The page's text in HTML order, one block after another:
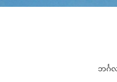
ဘင်္ဂ